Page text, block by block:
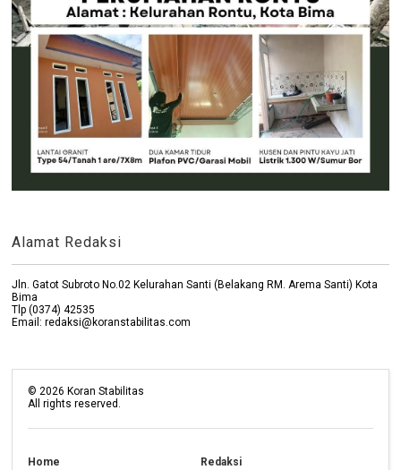
Alamat Redaksi
Jln. Gatot Subroto No.02 Kelurahan Santi (Belakang RM. Arema Santi) Kota
Bima
Tlp (0374) 42535
Email: redaksi@koranstabilitas.com
©2026 Koran Stabilitas
All rights reserved.
Home Redaksi